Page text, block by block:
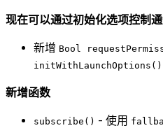
现在可以通过初始化选项控制
新增 Bool
initWithLaunchOptions()
新增函数
subscribe() - 使用